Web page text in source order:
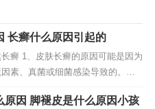
长癣什么原因引起的
癣 1、皮肤长癣的原因可能是因为
素、真菌或细菌感染导致的。皮
是根据病因以及癣的种类来判
由环境因素、遗传因素、自身免
原因 脚褪皮是什么原因小孩